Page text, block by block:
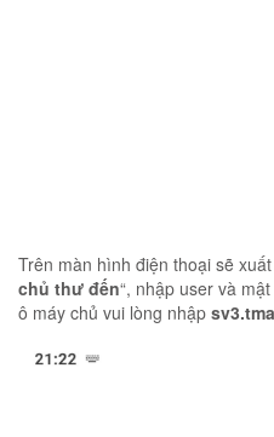
Trên màn hình điện thoại sẽ
chủ thư đến“, nhập user và
ô máy chủ vui lòng nhập